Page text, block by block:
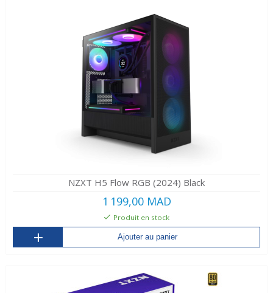
NZXT H5 Flow RGB (2024) Black
1 199,00 MAD
Produit en stock
Ajouter au panier